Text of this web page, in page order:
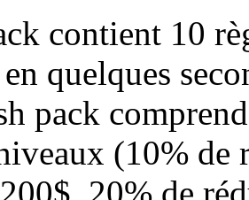
contient 10
quelques
pack
(10% de